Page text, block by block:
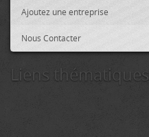
Ajoutez une entreprise
Nous Contacter
Liens thématiques